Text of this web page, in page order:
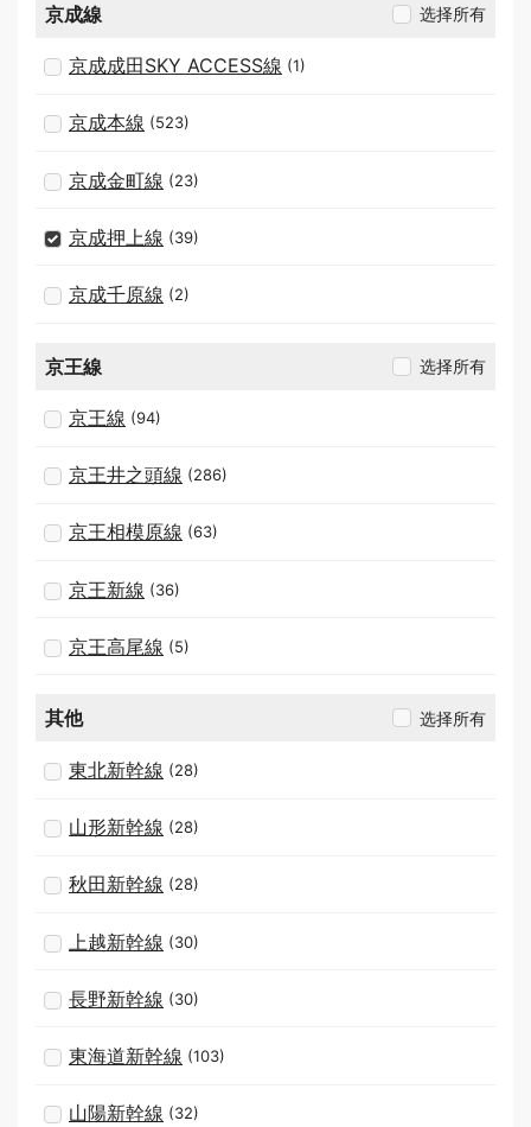
京成線 选择所有
京成成田SKY ACCESS線 (1)
京成本線 (523)
京成金町線 (23)
京成押上線 (39)
京成千原線 (2)
京王線 选择所有
京王線 (94)
京王井之頭線 (286)
京王相模原線 (63)
京王新線 (36)
京王高尾線 (5)
其他 选择所有
東北新幹線 (28)
山形新幹線 (28)
秋田新幹線 (28)
上越新幹線 (30)
長野新幹線 (30)
東海道新幹線 (103)
山陽新幹線 (32)